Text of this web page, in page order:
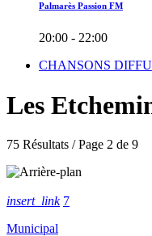
Palmarès Passion FM
20:00 - 22:00
CHANSONS
Les
75 Résultats / Page 2 de 9
insert_link 7
Municipal